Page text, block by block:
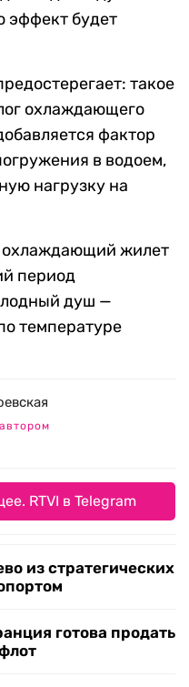
эффект будет
такое
охлаждающего
фактор
в водоем,
нагрузку на
охлаждающий жилет
период
душ —
температуре
RTVI в Telegram
из стратегических
готова продать